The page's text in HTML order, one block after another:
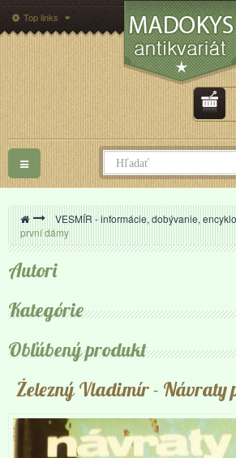
Top links
Toggle
navigation
> VESMÍR - informácie, dobývanie,
první dámy
Autori
Kategórie
Obľúbený produkt
Železný Vladimír- Návraty